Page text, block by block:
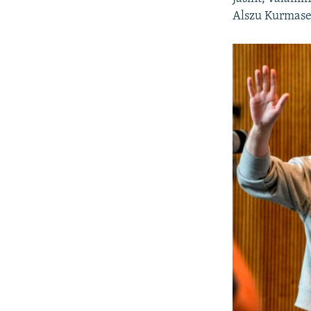
Alszu